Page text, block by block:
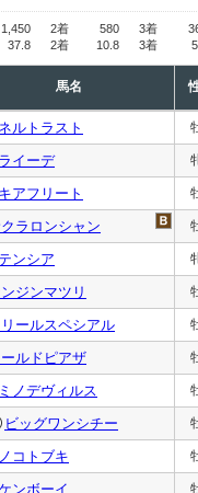
1,450 2着 580 3着
37.8 2着 10.8 3着
馬名
ルトラスト
イーデ
アフリート
ラロンシャン
ンシア
ジンマツリ
ールスペシアル
ルドピアザ
ノデヴィルス
ビッグワンシチー
コトブキ
ンボーイ